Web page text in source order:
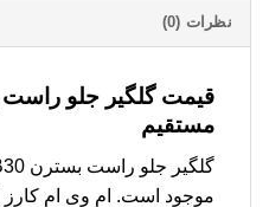
نظرات (0)
مستقیم
موجود است. ام وی ام کارز